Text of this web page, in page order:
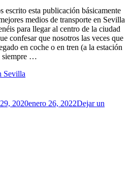
escrito esta publicación básicamente
medios de transporte en Sevilla
para llegar al centro de la ciudad
confesar que nosotros las veces que
en coche o en tren (a la estación
siempre …
Sevilla
2020enero 26, 2022Dejar un